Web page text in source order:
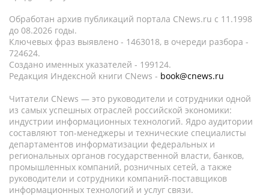
Обработан архив публикаций портала CNews.ru c 11.1998
до 08.2026 годы.
Ключевых фраз выявлено - 1463018, в очереди разбора -
724624.
Создано именных указателей - 199124.
Редакция Индексной книги CNews - book@cnews.ru
Читатели CNews — это руководители и сотрудники одной
из самых успешных отраслей российской экономики:
индустрии информационных технологий. Ядро аудитории
составляют топ-менеджеры и технические специалисты
департаментов информатизации федеральных и
региональных органов государственной власти, банков,
промышленных компаний, розничных сетей, а также
руководители и сотрудники компаний-поставщиков
информационных технологий и услуг связи.